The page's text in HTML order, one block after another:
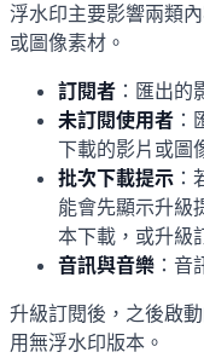
浮水印主要影響兩類
或圖像素材。
訂閱者 ：匯出
未訂閱使用者
下載的影片或圖
批次下載提示
能會先顯示升級
本下載，或升級
音訊與音樂 ：
升級訂閱後，之後啟
用無浮水印版本。